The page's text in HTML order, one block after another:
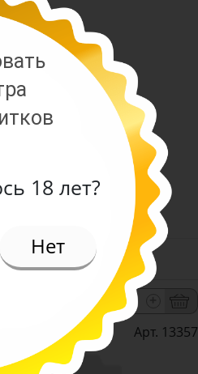
Арт. 13357
18 лет?
Нет